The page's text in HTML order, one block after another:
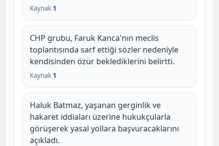
Kaynak 1
CHP grubu, Faruk Kanca'nın meclis
toplantısında sarf ettiği sözler nedeniyle
kendisinden özür beklediklerini belirtti.
Kaynak 1
Haluk Batmaz, yaşanan gerginlik ve
hakaret iddiaları üzerine hukukçularla
görüşerek yasal yollara başvuracaklarını
açıkladı.